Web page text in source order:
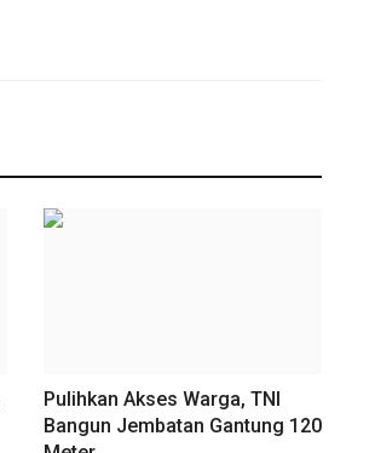
Pulihkan Akses Warga, TNI
Bangun Jembatan Gantung 120